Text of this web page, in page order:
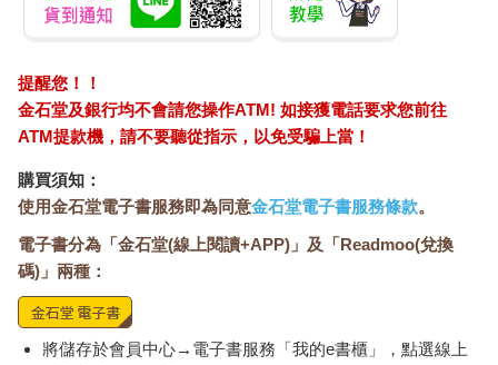
情所以我從我坐的椅子上爬起來走過廚房從流理台上拿了把大
刀，她說，「啊你拿這是要銃三小，人沼？」於是我捅了老媽，
嘛要捅我？於是我又捅了老媽，地板上和桌子上全是血，滴呀滴
呀滴下她的雙腿我老妹開始尖叫我於是問，「妳是在該三小，老
妹？」她盯著我看然後回答是因為我捅了老媽啊，我看著我的雙
媽，我捅她因為我怕，我捅老媽因為我愛她，我捅老媽因為我恨
她，因為我愛她，因為我恨她，因為我沒老爸。接著我走出廚房
站在外頭，留下老媽在油地毯上到處爬邊想要抓著她的腸子，我
站在外面的人行道上，滴血滴得跟個混帳一樣，我抬頭望著天想
看見耶穌，卻看不見，接著我在想我要去看我的哪個孩子。
我醒來全身浸滿汗水，跟隻他媽的豬一樣狂流汗，我丟開被子套
上條牛仔褲，繫緊皮帶然後把褲子用力拉到屁股下頭，我穿的T恤
臭得像坨屎，但我才不屌，世界臭得要死，我憑什麼不能臭？林
提醒您！！
金石堂及銀行均不會請您操作ATM! 如接獲電話要求您前往
ATM提款機，請不要聽從指示，以免受騙上當！
購買須知：
使用金石堂電子書服務即為同意金石堂電子書服務條款。
電子書分為「金石堂(線上閱讀+APP)」及「Readmoo(兌換
碼)」兩種：
將儲存於會員中心→電子書服務「我的e書櫃」，點選線上